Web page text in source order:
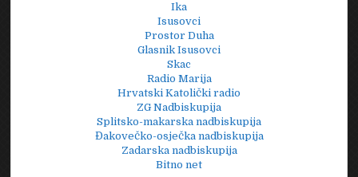
Ika
Isusovci
Prostor Duha
Glasnik Isusovci
Skac
Radio Marija
Hrvatski Katolički radio
ZG Nadbiskupija
Splitsko-makarska nadbiskupija
Đakovečko-osječka nadbiskupija
Zadarska nadbiskupija
Bitno net